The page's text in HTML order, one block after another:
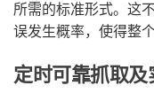
所需的标准形式。这
误发生概率，使得整
定时可靠抓取